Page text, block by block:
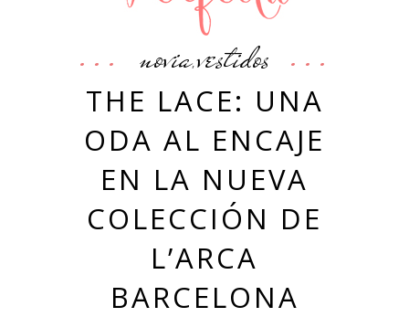
novia,vestidos
THE LACE: UNA
ODA AL ENCAJE
EN LA NUEVA
COLECCIÓN DE
L’ARCA
BARCELONA